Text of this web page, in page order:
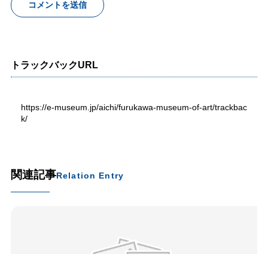
トラックバックURL
https://e-museum.jp/aichi/furukawa-museum-of-art/trackbac
k/
関連記事Relation Entry